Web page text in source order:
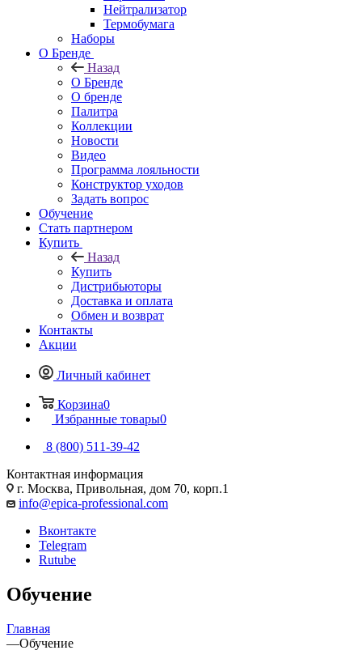
Нейтрализатор
Термобумага
Наборы
О Бренде
Назад
О Бренде
О бренде
Палитра
Коллекции
Новости
Видео
Программа лояльности
Конструктор уходов
Задать вопрос
Обучение
Стать партнером
Купить
Назад
Купить
Дистрибьюторы
Доставка и оплата
Обмен и возврат
Контакты
Акции
Личный кабинет
Корзина0
Избранные товары0
8 (800) 511-39-42
Контактная информация
г. Москва, Привольная, дом 70, корп.1
info@epica-professional.com
Вконтакте
Telegram
Rutube
Обучение
Главная
—Обучение